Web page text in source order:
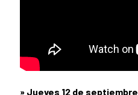
» Jueves 12 de septiembre